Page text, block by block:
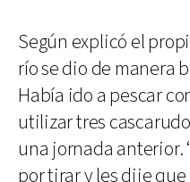
Según explicó el
río se dio de manera
Había ido a pescar
utilizar tres
una jornada anterior.
por tirar y les dije